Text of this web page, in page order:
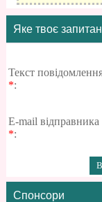
Яке твоє
Текст
*:
E-mail відправника
*:
Спонсори